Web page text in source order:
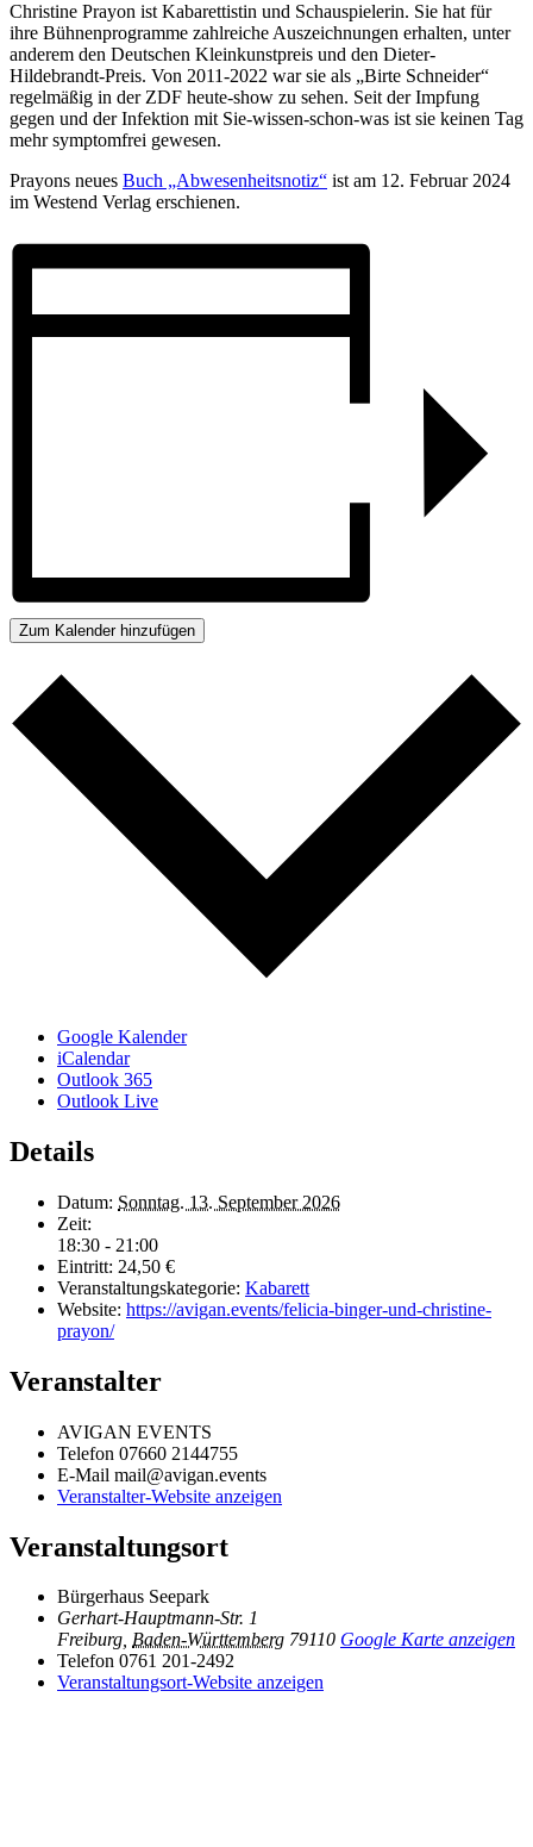
Christine Prayon ist Kabarettistin und Schauspielerin. Sie hat für
ihre Bühnenprogramme zahlreiche Auszeichnungen erhalten, unter
anderem den Deutschen Kleinkunstpreis und den Dieter-
Hildebrandt-Preis. Von 2011-2022 war sie als „Birte Schneider“
regelmäßig in der ZDF heute-show zu sehen. Seit der Impfung
gegen und der Infektion mit Sie-wissen-schon-was ist sie keinen Tag
mehr symptomfrei gewesen.
Prayons neues Buch „Abwesenheitsnotiz“ ist am 12. Februar 2024
im Westend Verlag erschienen.
Zum Kalender hinzufügen
Google Kalender
iCalendar
Outlook 365
Outlook Live
Details
Datum: Sonntag. 13. September 2026
Zeit:
18:30 - 21:00
Eintritt: 24,50 €
Veranstaltungskategorie: Kabarett
Website: https://avigan.events/felicia-binger-und-christine-
prayon/
Veranstalter
AVIGAN EVENTS
Telefon 07660 2144755
E-Mail mail@avigan.events
Veranstalter-Website anzeigen
Veranstaltungsort
Bürgerhaus Seepark
Gerhart-Hauptmann-Str. 1
Freiburg, Baden-Württemberg 79110 Google Karte anzeigen
Telefon 0761 201-2492
Veranstaltungsort-Website anzeigen